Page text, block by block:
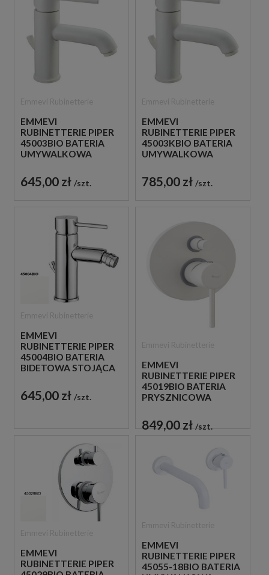
EMMEVI
RUBINETTERIE PIPER
45003BIO BATERIA
UMYWALKOWA
JEDNOUCHWYTOWA
BIAŁA
645,00 zł szt.
EMMEVI
RUBINETTERIE PIPER
45003KBIO BATERIA
UMYWALKOWA
JEDNOUCHWYTOWA
BIAŁA
785,00 zł szt.
EMMEVI
RUBINETTERIE PIPER
45004BIO BATERIA
BIDETOWA STOJĄCA
BIAŁA
645,00 zł szt.
EMMEVI
RUBINETTERIE PIPER
45019BIO BATERIA
PRYSZNICOWA
DROŻNA
JEDNOUCHWYTOWA
849,00 zł szt.
EMMEVI
RUBINETTERIE PIPER
EMMEVI
RUBINETTERIE PIPER
45055-18BIO BATERIA